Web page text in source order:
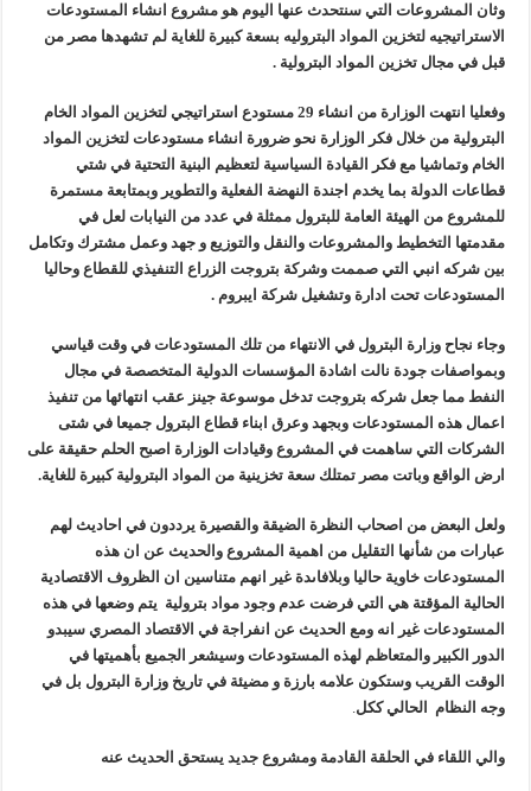
وثان المشروعات التي سنتحدث عنها اليوم هو مشروع انشاء المستودعات
الاستراتيجيه لتخزين المواد البتروليه بسعة كبيرة للغاية لم تشهدها مصر من
قبل في مجال تخزين المواد البترولية .
وفعليا انتهت الوزارة من انشاء 29 مستودع استراتيجي لتخزين المواد الخام
البترولية من خلال فكر الوزارة نحو ضرورة انشاء مستودعات لتخزين المواد
الخام وتماشيا مع فكر القيادة السياسية لتعظيم البنية التحتية في شتي
قطاعات الدولة بما يخدم اجندة النهضة الفعلية والتطوير وبمتابعة مستمرة
للمشروع من الهيئة العامة للبترول ممثلة في عدد من النيابات لعل في
مقدمتها التخطيط والمشروعات والنقل والتوزيع و جهد وعمل مشترك وتكامل
بين شركه انبي التي صممت وشركة بتروجت الزراع التنفيذي للقطاع وحاليا
المستودعات تحت ادارة وتشغيل شركة ايبروم .
وجاء نجاح وزارة البترول في الانتهاء من تلك المستودعات في وقت قياسي
وبمواصفات جودة نالت اشادة المؤسسات الدولية المتخصصة في مجال
النفط مما جعل شركه بتروجت تدخل موسوعة جينز عقب انتهائها من تنفيذ
اعمال هذه المستودعات وبجهد وعرق ابناء قطاع البترول جميعا في شتى
الشركات التي ساهمت في المشروع وقيادات الوزارة اصبح الحلم حقيقة على
ارض الواقع وباتت مصر تمتلك سعة تخزينية من المواد البترولية كبيرة للغاية.
ولعل البعض من اصحاب النظرة الضيقة والقصيرة يرددون في احاديث لهم
عبارات من شأنها التقليل من اهمية المشروع والحديث عن ان هذه
المستودعات خاوية حاليا وبلافاىدة غير انهم متناسين ان الظروف الاقتصادية
الحالية المؤقتة هي التي فرضت عدم وجود مواد بترولية يتم وضعها في هذه
المستودعات غير انه ومع الحديث عن انفراجة في الاقتصاد المصري سيبدو
الدور الكبير والمتعاظم لهذه المستودعات وسيشعر الجميع بأهميتها في
الوقت القريب وستكون علامه بارزة و مضيئة في تاريخ وزارة البترول بل في
وجه النظام الحالي ككل.
والي اللقاء في الحلقة القادمة ومشروع جديد يستحق الحديث عنه